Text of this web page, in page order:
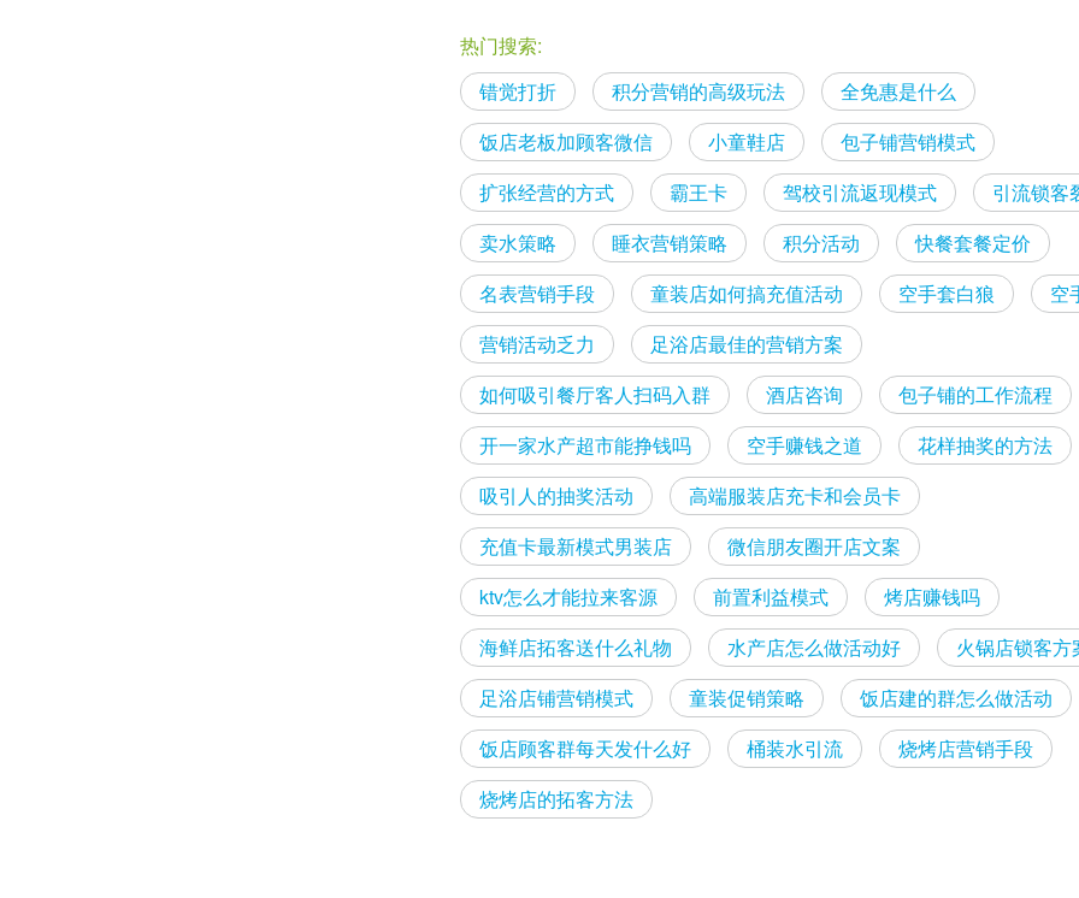
热门搜索:
错觉打折
积分营销的高级玩法
全免惠是什么
饭店老板加顾客微信
小童鞋店
包子铺营销模式
扩张经营的方式
霸王卡 驾校引流返现模式
引流锁客
卖水策略
睡衣营销策略 积分活动
快餐套餐定价
名表营销手段
童装店如何搞充值活动 空手套白狼
空
营销活动乏力
足浴店最佳的营销方案
如何吸引餐厅客人扫码入群
酒店咨询
包子铺的工作流程
开一家水产超市能挣钱吗
空手赚钱之道
花样抽奖的方法
吸引人的抽奖活动
高端服装店充卡和会员卡
充值卡最新模式男装店
微信朋友圈开店文案
ktv怎么才能拉来客源
前置利益模式
烤店赚钱吗
海鲜店拓客送什么礼物
水产店怎么做活动好
火锅店锁客方
足浴店铺营销模式
童装促销策略
饭店建的群怎么做活动
饭店顾客群每天发什么好
桶装水引流
烧烤店营销手段
烧烤店的拓客方法